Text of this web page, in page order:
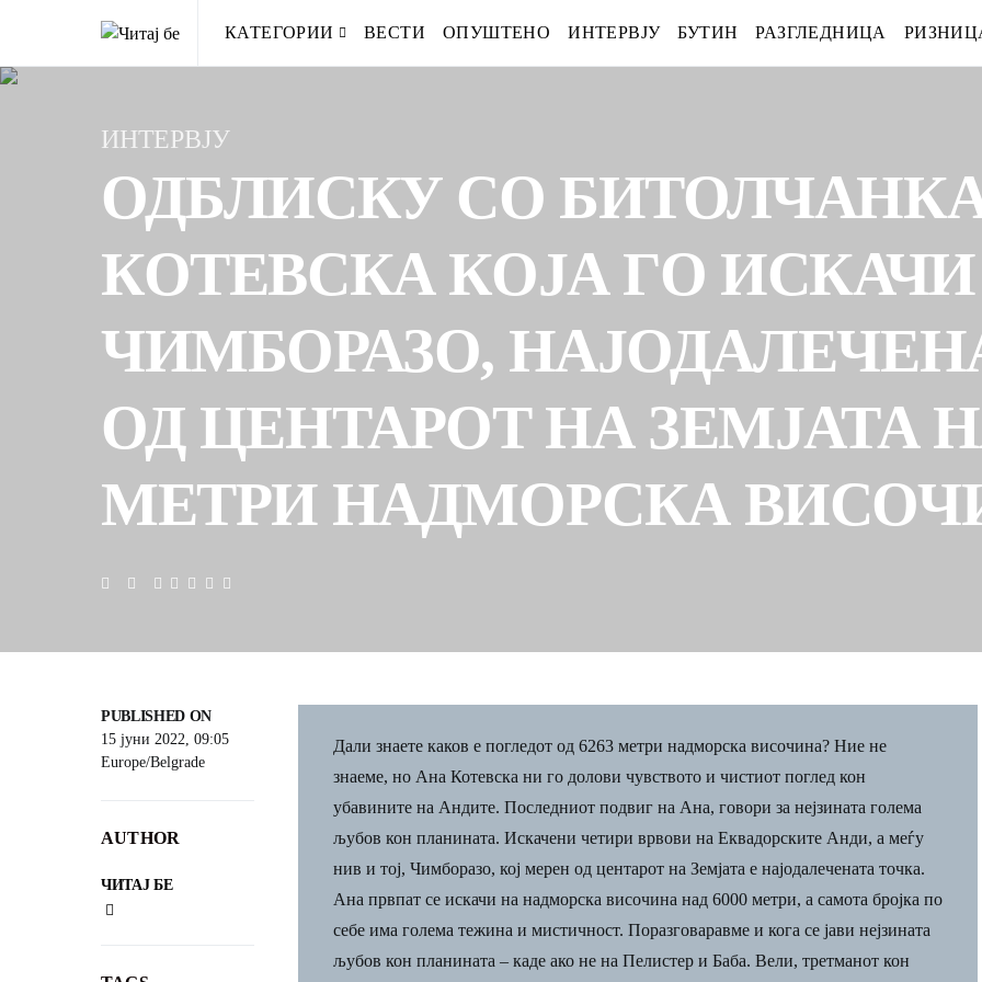
КАТЕГОРИИ ВЕСТИ ОПУШТЕНО ИНТЕРВЈУ БУТИН РАЗГЛЕДНИЦА
ИНТЕРВЈУ
ОДБЛИСКУ СО
КОТЕВСКА КОЈА ГО ИСКАЧИ
ЧИМБОРАЗО,
ОД ЦЕНТАРОТ НА ЗЕМЈАТА
МЕТРИ НАДМОРСКА
PUBLISHED ON
15 јуни 2022, 09:05
Europe/Belgrade
AUTHOR
ЧИТАЈ БЕ
Дали знаете каков е погледот од 6263 метри надморска височина? Ние не
знаеме, но Ана Котевска ни го долови чувството и чистиот поглед кон
убавините на Андите. Последниот подвиг на Ана, говори за нејзината голема
љубов кон планината. Искачени четири врвови на Еквадорските Анди, а меѓу
нив и тој, Чимборазо, кој мерен од центарот на Земјата е најодалечената точка.
Ана првпат се искачи на надморска височина над 6000 метри, а самота бројка по
себе има голема тежина и мистичност. Поразговаравме и кога се јави нејзината
љубов кон планината – каде ако не на Пелистер и Баба. Вели, третманот кон